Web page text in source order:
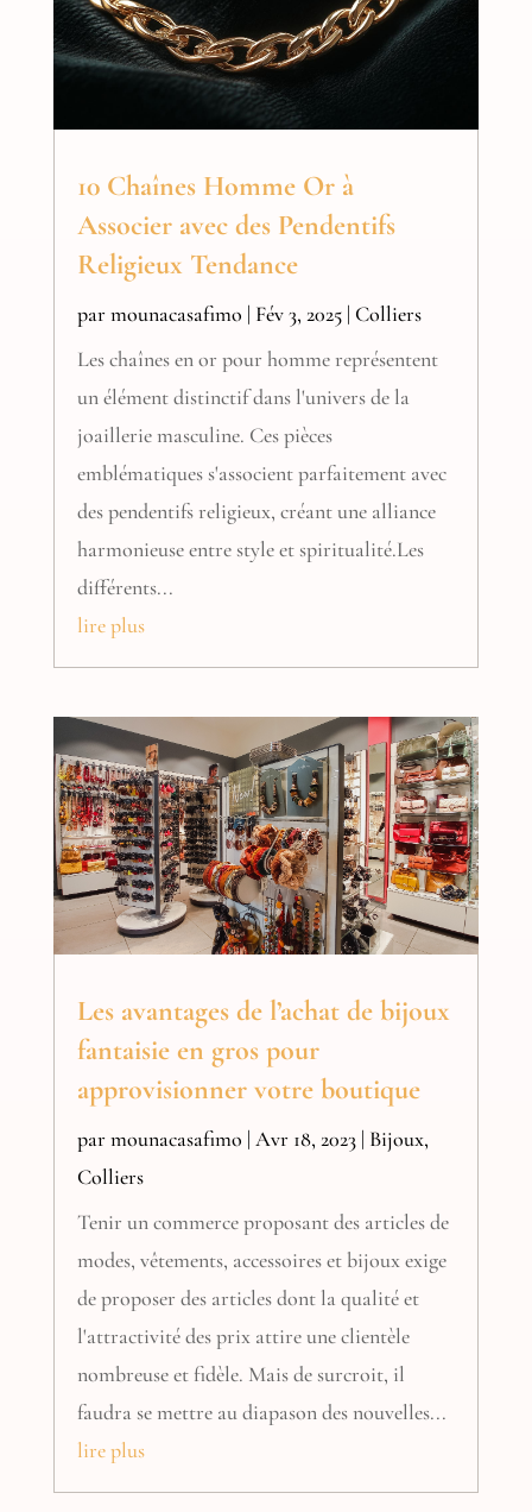
10 Chaînes Homme Or à
Associer avec des Pendentifs
Religieux Tendance
parmounacasafimo | Fév 3, 2025| Colliers
Les chaînes en or pour homme représentent
un élément distinctif dans l'univers de la
joaillerie masculine. Ces pièces
emblématiques s'associent parfaitement avec
des pendentifs religieux, créant une alliance
harmonieuse entre style et spiritualité.Les
différents...
lire plus
Les avantages de l’achat de bijoux
fantaisie en gros pour
approvisionner votre boutique
parmounacasafimo | Avr 18, 2023| Bijoux,
Colliers
Tenir un commerce proposant des articles de
modes, vêtements, accessoires et bijoux exige
de proposer des articles dont la qualité et
l'attractivité des prix attire une clientèle
nombreuse et fidèle. Mais de surcroit, il
faudra se mettre au diapason des nouvelles...
lire plus